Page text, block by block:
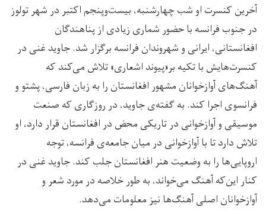
آخرین کنسرت او شب چهارشنبه، بیست‌وپنجم اکتبر در شهر تولوز
در جنوب فرانسه با حضور شماری زیادی از پناهندگان
افغانستانی، ایرانی و شهروندان فرانسه برگزار شد. جاوید غنی در
کنسرت‌هایش با تکیه بر«پیوند اشعاری» تلاش می‌کند که
آهنگ‌های آوازخوانان مشهور افغانستان را به زبان فارسی، پشتو و
فرانسوی اجرا کند. به گفته‌ی جاوید، در روزگاری که صنعت
موسیقی و آوازخوانی در تاریکی محض در افغانستان قرار دارد، او
تلاش دارد تا با آوازخوانی در میان جامعه‌ی فرانسه، توجه
اروپایی‌ها را به وضعیت هنر افغانستان جلب کند. جاوید غنی در
کنار این‌که آهنگ می‌خواند، به طور خلاصه در مورد شعر و
آوازخوانان اصلی آهنگ‌ها نیز معلومات می‌دهد.